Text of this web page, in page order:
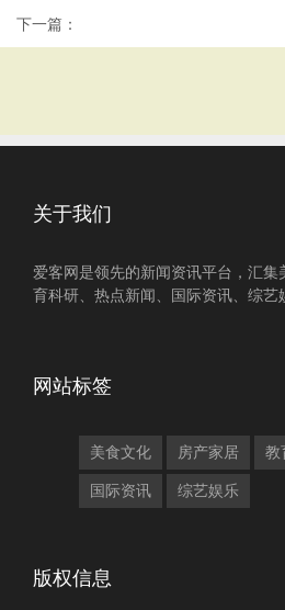
下一篇：
关于我们
爱客网是领先的新闻资讯平台，汇集
育科研、热点新闻、国际资讯、综艺
网站标签
美食文化 房产家居 教
国际资讯 综艺娱乐
版权信息